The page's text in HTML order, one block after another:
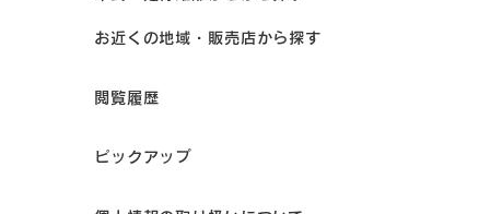
お近くの地域・販売店から探す
閲覧履歴
ピックアップ